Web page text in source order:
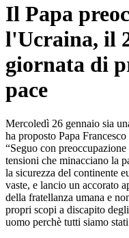
Il Papa
l'Ucraina, il
giornata di
pace
Mercoledì 26 gennaio sia
ha proposto Papa
“Seguo con
tensioni che minacciano la
la sicurezza del continente
vaste, e lancio un accorato
della fratellanza umana e
propri scopi a discapito
uomo perchè tutti siamo